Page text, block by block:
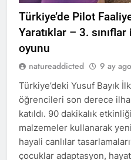
Türkiye’de Pilot
Yaratıklar – 3.
oyunu
natureaddicted 9 ay ago
Türkiye’deki Yusuf Bayık
öğrencileri son derece
katıldı. 90 dakikalık
malzemeler kullanarak
hayali canlılar
çocuklar adaptasyon,